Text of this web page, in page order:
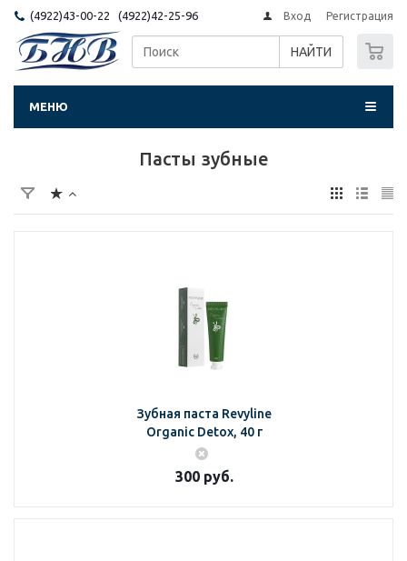
(4922)43-00-22 (4922)42-25-96 Вход Регистрация
НАЙТИ
МЕНЮ
Пасты зубные
Зубная паста Revyline
Organic Detox, 40 г
300руб.